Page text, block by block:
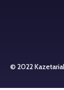
© 2022